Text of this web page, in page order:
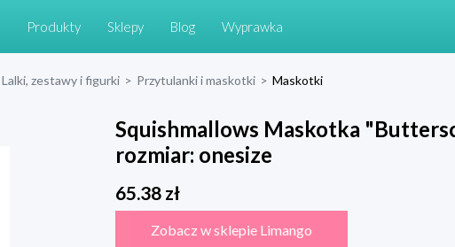
Produkty Sklepy Blog Wyprawka
Lalki, zestawy i figurki > Przytulanki i maskotki > Maskotki
Squishmallows Maskotka
rozmiar: onesize
65.38zł
Zobacz w sklepie Limango